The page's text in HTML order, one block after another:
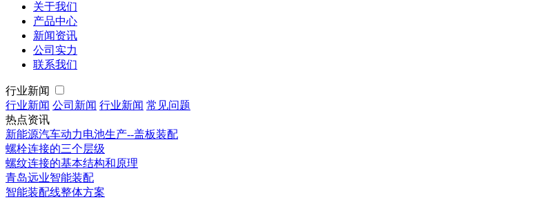
关于我们
产品中心
新闻资讯
公司实力
联系我们
行业新闻
行业新闻 公司新闻 行业新闻 常见问题
热点资讯
新能源汽车动力电池生产--盖板装配
螺栓连接的三个层级
螺纹连接的基本结构和原理
青岛远业智能装配
智能装配线整体方案